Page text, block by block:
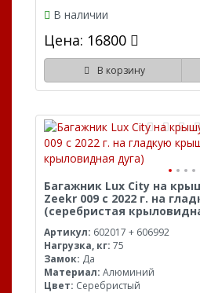
В наличии
Цена: 16800
В корзину
Багажник Lux City на
Zeekr 009 с 2022 г. на
(серебристая
Артикул: 602017 + 606992
Нагрузка, кг: 75
Замок: Да
Материал: Алюминий
Цвет: Серебристый